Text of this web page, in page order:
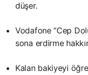
düşer.
Vodafone “Cep
sona erdirme
Kalan bakiyeyi